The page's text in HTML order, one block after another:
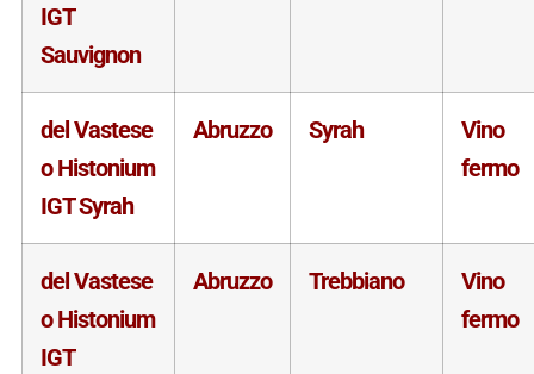
IGT
Sauvignon
del Vastese
o Histonium
IGT Syrah
Abruzzo Syrah
Vino
fermo
del Vastese
o Histonium
IGT
Abruzzo Trebbiano
Vino
fermo